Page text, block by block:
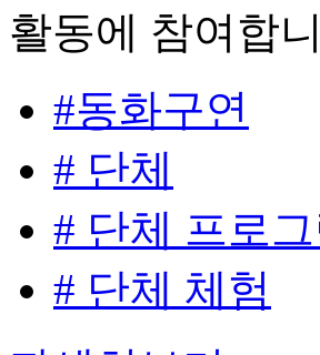
활동에 참여합
#동화구연
# 단체
# 단체 프로그
# 단체 체험